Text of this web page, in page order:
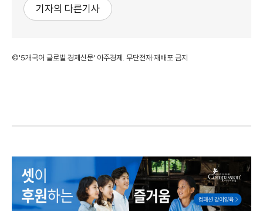
기자의 다른기사
©'5개국어 글로벌 경제신문' 아주경제. 무단전재·재배포 금지